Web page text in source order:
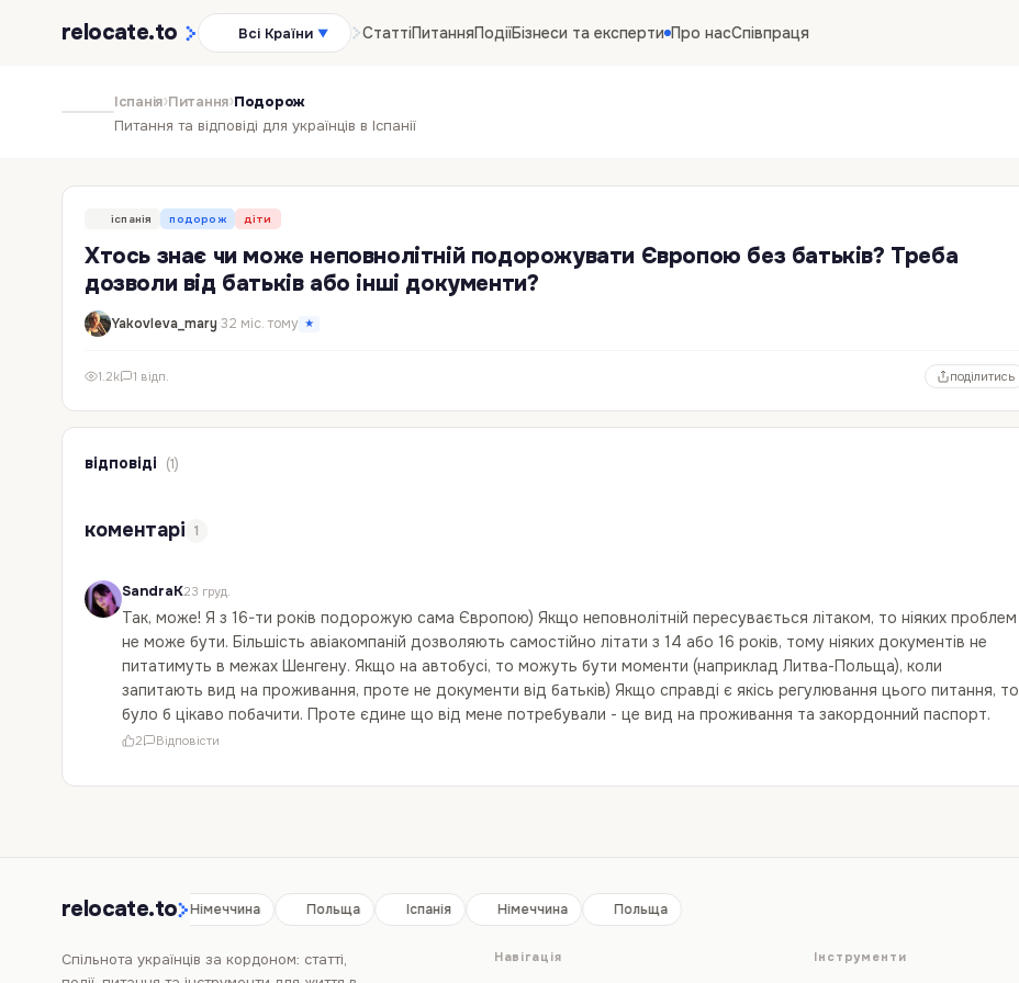
relocate.to Всі Країни ▼ СтаттіПитанняПодіїБізнеси та експерти Про насСпівпраця
Іспанія›Питання›Подорож
Питання та відповіді для українців в Іспанії
іспанія подорож діти
Хтось знає чи може неповнолітній подорожувати Європою без батьків? Треба
дозволи від батьків або інші документи?
Yakovleva_mary·32 міс. тому ★
1.2k 1 відп. поділитись
відповіді (1)
коментарі 1
SandraK23 груд.
Так, може! Я з 16-ти років подорожую сама Європою) Якщо неповнолітній пересувається літаком, то ніяких проблем
не може бути. Більшість авіакомпаній дозволяють самостійно літати з 14 або 16 років, тому ніяких документів не
питатимуть в межах Шенгену. Якщо на автобусі, то можуть бути моменти (наприклад Литва-Польща), коли
запитають вид на проживання, проте не документи від батьків) Якщо справді є якісь регулювання цього питання, то
було б цікаво побачити. Проте єдине що від мене потребували - це вид на проживання та закордонний паспорт.
2 Відповісти
relocate.to
Іспанія Німеччина Польща Іспанія Німеччина Польща
Спільнота українців за кордоном: статті,
Навігація Інструменти